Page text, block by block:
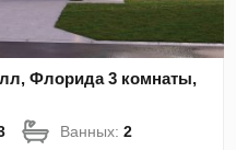
Флорида 3 комнаты,
Ванных:2